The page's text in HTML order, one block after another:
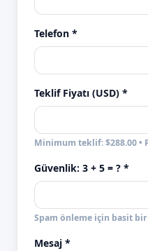
Telefon *
Teklif Fiyatı (USD) *
Minimum teklif: $288.00 •
Güvenlik: 3 + 5 = ? *
Spam önleme için basit
Mesaj *